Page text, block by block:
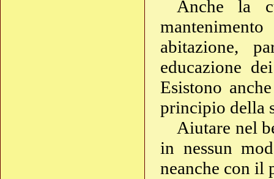
Anche la
abitazione,
educazione
Esistono
principio della
Aiutare nel
in nessun
neanche con il